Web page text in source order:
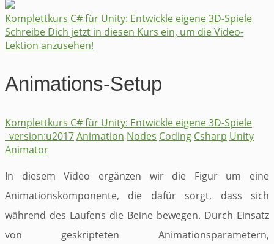
Komplettkurs ​C# für Unity: ​Entwickle eigene 3D-Spiele
Schreibe Dich jetzt in diesen Kurs ein, um die Video-
Lektion anzusehen!
Animations-Setup
Komplettkurs ​C# für Unity: ​Entwickle eigene 3D-Spiele
_version:u2017Animation Nodes Coding Csharp Unity
Animator
In diesem Video ergänzen wir die Figur um eine
Animationskomponente, die dafür sorgt, dass sich
während des Laufens die Beine bewegen. Durch Einsatz
von geskripteten Animationsparametern,